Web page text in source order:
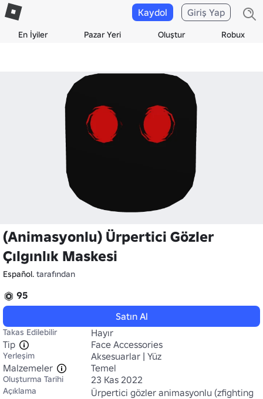
En İyiler Pazar Yeri Oluştur Robux
Kaydol Giriş Yap
(Animasyonlu) Ürpertici Gözler
Çılgınlık Maskesi
Español. tarafından
95
Satın Al
Takas Edilebilir
Hayır
Tip
Face Accessories
Yerleşim
Aksesuarlar | Yüz
Malzemeler
Temel
Oluşturma Tarihi 23 Kas 2022
Açıklama
Ürpertici gözler animasyonlu (zfighting